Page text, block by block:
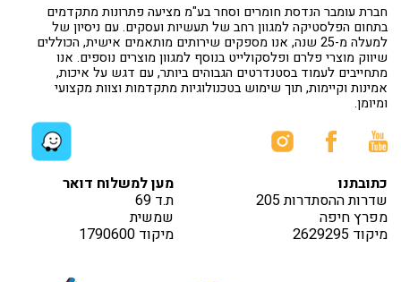
חברת עומבר הנדסת חומרים וסחר בע"מ מציעה פתרונות מתקדמים
בתחום הפלסטיקה למגוון רחב של תעשיות ועסקים. עם ניסיון של
למעלה מ-25 שנה, אנו מספקים שירותים מותאמים אישית, הכוללים
שיווק מוצרי פלרם ופלסקולייט בנוסף למגוון מוצרים נוספים. אנו
מתחייבים לעמוד בסטנדרטים הגבוהים ביותר, עם דגש על איכות,
אמינות וקיימות, תוך שימוש בטכנולוגיות מתקדמות וצוות מקצועי
ומיומן.
כתובתנו
שדרות ההסתדרות 205
מפרץ חיפה
מיקוד 2629295
מען למשלוח דואר
ת.ד 69
שמשית
מיקוד 1790600